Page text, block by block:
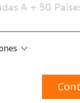
Al abrir una
A + 50